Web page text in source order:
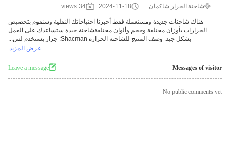
شاحنة الجرار شاكمان
2024-11-18
34 views
هناك شاحنات جديدة ومستعملة فقط أخبرنا احتياجاتك النقلية وسنقوم بتخصيص
الجرارات بأوزان مختلفة وحجم وألوان مختلفةشاحنة جيدة ستساعدك على العمل
بشكل جيد. وصف المنتج للشاحنة الجرارة Shacman: جرار يستخدم لس...
عرض المزيد
Messages of visitor
Leave a message
No public comments yet